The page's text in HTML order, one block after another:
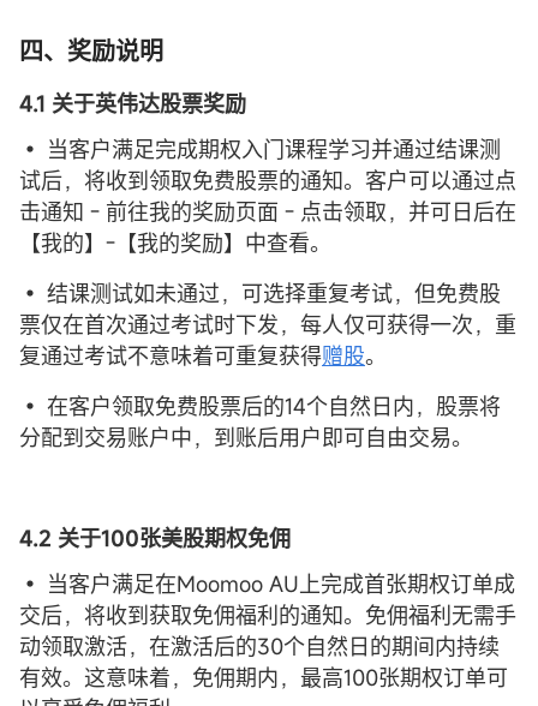
四、奖励说明
4.1 关于英伟达股票奖励
• 当客户满足完成期权入门课程学习并通过结课测
试后，将收到领取免费股票的通知。客户可以通过点
击通知 - 前往我的奖励页面 - 点击领取，并可日后在
【我的】-【我的奖励】中查看。
• 结课测试如未通过，可选择重复考试，但免费股
票仅在首次通过考试时下发，每人仅可获得一次，重
复通过考试不意味着可重复获得赠股。
• 在客户领取免费股票后的14个自然日内，股票将
分配到交易账户中，到账后用户即可自由交易。
4.2 关于100张美股期权免佣
• 当客户满足在Moomoo AU上完成首张期权订单成
交后，将收到获取免佣福利的通知。免佣福利无需手
动领取激活，在激活后的30个自然日的期间内持续
有效。这意味着，免佣期内，最高100张期权订单可